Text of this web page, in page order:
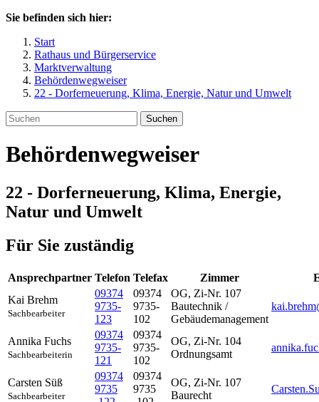
Sie befinden sich hier:
Start
Rathaus und Bürgerservice
Marktverwaltung
Behördenwegweiser
22 - Dorferneuerung, Klima, Energie, Natur und Umwelt
Suchen
Behördenwegweiser
22 - Dorferneuerung, Klima, Energie,
Natur und Umwelt
Für Sie zuständig
Ansprechpartner Telefon Telefax Zimmer
Kai Brehm
Sachbearbeiter
09374
9735-
123
09374
9735-
102
OG, Zi-Nr. 107
Bautechnik /
Gebäudemanagement
Annika Fuchs
Sachbearbeiterin
09374
9735-
121
09374
9735-
102
OG, Zi-Nr. 104
Ordnungsamt
Carsten Süß
Sachbearbeiter
09374
9735
09374
9735
OG, Zi-Nr. 107
Baurecht